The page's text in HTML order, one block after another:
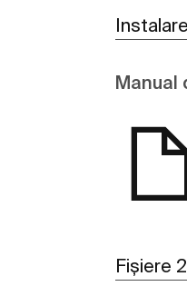
Manual
Fișiere